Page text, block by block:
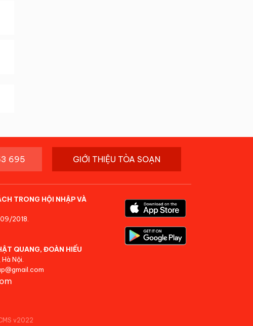
695 GIỚI THIỆU TÒA SOẠN
TRONG HỘI NHẬP VÀ
2018.
QUANG, ĐOÀN HIẾU
Nội.
v2022